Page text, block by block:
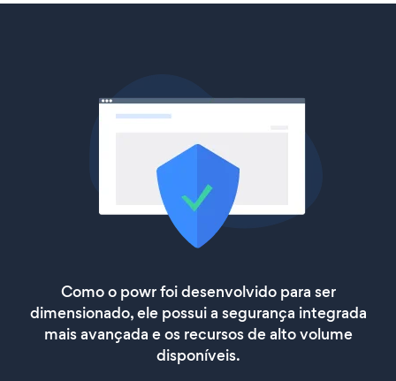
Como o powr foi desenvolvido para ser
dimensionado, ele possui a segurança integrada
mais avançada e os recursos de alto volume
disponíveis.